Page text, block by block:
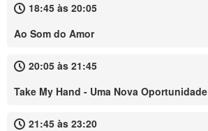
18:45 às 20:05
Ao Som do Amor
20:05 às 21:45
Take My Hand - Uma Nova Oportunidade
21:45 às 23:20